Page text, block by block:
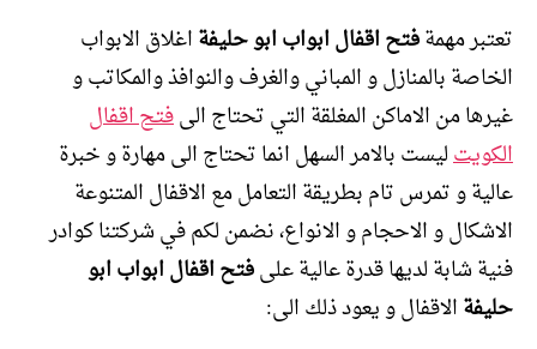
تعتبر مهمةفتح اقفال ابواب ابو حليفةاغلاق الابواب
الخاصة بالمنازل و المباني والغرف والنوافذ والمكاتب و
غيرها من الاماكن المغلقة التي تحتاج الىفتح اقفال
الكويتليست بالامر السهل انما تحتاج الى مهارة و خبرة
عالية و تمرس تام بطريقة التعامل مع الاقفال المتنوعة
الاشكال و الاحجام و الانواع، نضمن لكم في شركتنا كوادر
فنية شابة لديها قدرة عالية علىفتح اقفال ابواب ابو
حليفةالاقفال و يعود ذلك الى: